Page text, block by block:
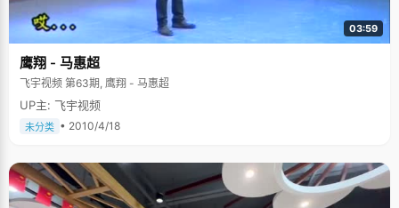
03:59
鹰翔 - 马惠超
飞宇视频 第63期, 鹰翔 - 马惠超
UP主: 飞宇视频
未分类 • 2010/4/18